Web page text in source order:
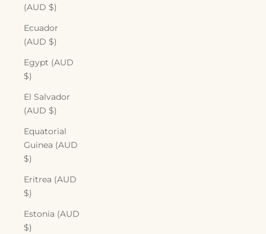
(AUD $)
Ecuador
(AUD $)
Egypt (AUD
$)
El Salvador
(AUD $)
Equatorial
Guinea (AUD
$)
Eritrea (AUD
$)
Estonia (AUD
$)